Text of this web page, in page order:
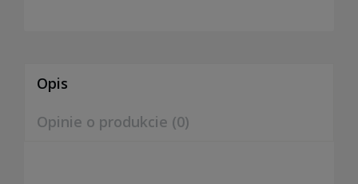
Opis
Opinie o produkcie (0)